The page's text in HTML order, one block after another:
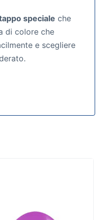
speciale che
di colore che
e scegliere